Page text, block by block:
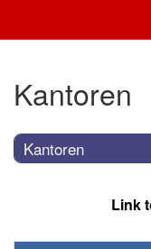
Kantoren
Kantoren
Link